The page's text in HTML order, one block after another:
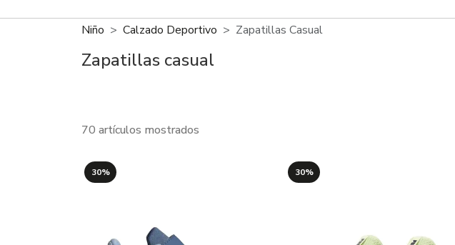
Niño Calzado Deportivo Zapatillas Casual
Zapatillas casual
70 artículos mostrados
30% 30%